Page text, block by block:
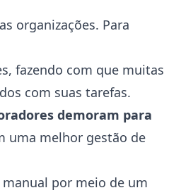
organizações. Para
fazendo com que muitas
com suas tarefas.
demoram para
uma melhor gestão de
por meio de um